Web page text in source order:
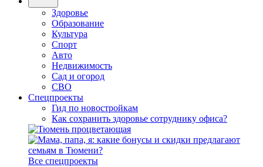
Здоровье
Образование
Культура
Спорт
Авто
Недвижимость
Сад и огород
СВО
Спецпроекты
Гид по новостройкам
Как сохранить здоровье сотруднику офиса?
Все спецпроекты